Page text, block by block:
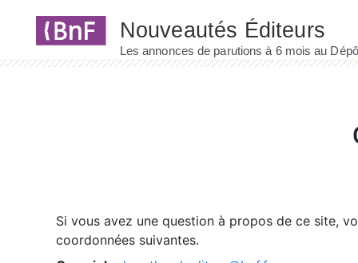
Si vous avez une question à propos de ce site,
coordonnées suivantes.